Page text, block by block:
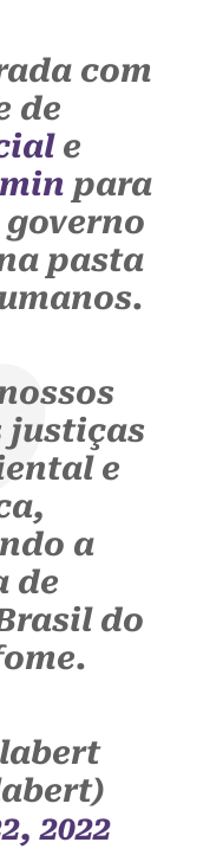
com
de
e
para
pasta
justiças
e
a
de
do
2022